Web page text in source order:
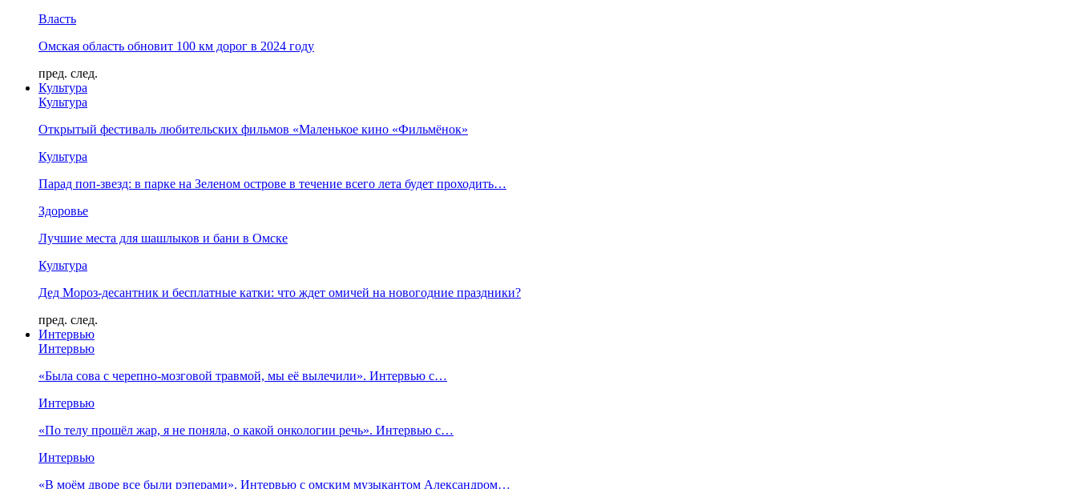
Власть
Омская область обновит 100 км дорог в 2024 году
пред. след.
Культура
Культура
Открытый фестиваль любительских фильмов «Маленькое кино «Фильмёнок»
Культура
Парад поп-звезд: в парке на Зеленом острове в течение всего лета будет проходить…
Здоровье
Лучшие места для шашлыков и бани в Омске
Культура
Дед Мороз-десантник и бесплатные катки: что ждет омичей на новогодние праздники?
пред. след.
Интервью
Интервью
«Была сова с черепно-мозговой травмой, мы её вылечили». Интервью с…
Интервью
«По телу прошёл жар, я не поняла, о какой онкологии речь». Интервью с…
Интервью
«В моём дворе все были рэперами». Интервью с омским музыкантом Александром…